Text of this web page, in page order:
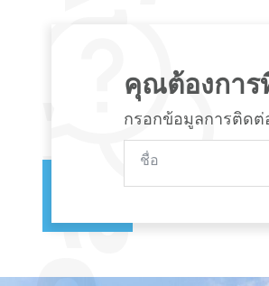
คุณต้องการ
กรอกข้อมูลการติดต่
ชื่อ